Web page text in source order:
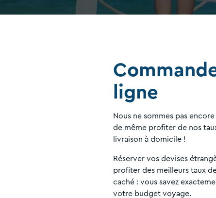
ligne
Nous ne sommes pas
de même profiter de nos
livraison à domicile !
Réserver vos devises
profiter des meilleurs taux
caché : vous savez
votre budget voyage.